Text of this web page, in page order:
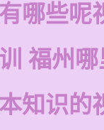
哪些呢
福州
知识的